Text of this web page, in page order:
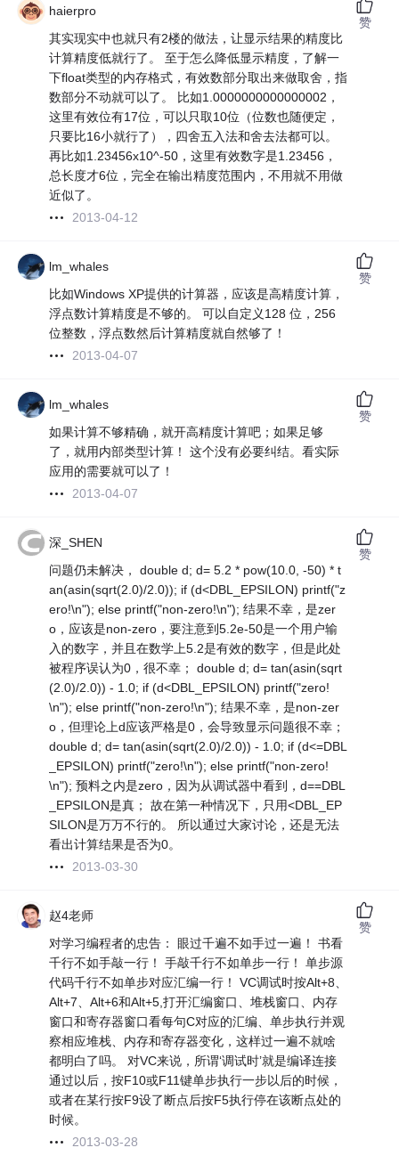
haierpro
其实现实中也就只有2楼的做法，让显示结果的精度比
计算精度低就行了。 至于怎么降低显示精度，了解一
下float类型的内存格式，有效数部分取出来做取舍，指
数部分不动就可以了。 比如1.0000000000000002，
这里有效位有17位，可以只取10位（位数也随便定，
只要比16小就行了），四舍五入法和舍去法都可以。
再比如1.23456x10^-50，这里有效数字是1.23456，
总长度才6位，完全在输出精度范围内，不用就不用做
近似了。
2013-04-12
赞
lm_whales
比如Windows XP提供的计算器，应该是高精度计算，
浮点数计算精度是不够的。 可以自定义128 位，256
位整数，浮点数然后计算精度就自然够了！
2013-04-07
赞
lm_whales
如果计算不够精确，就开高精度计算吧；如果足够
了，就用内部类型计算！ 这个没有必要纠结。看实际
应用的需要就可以了！
2013-04-07
赞
深_SHEN
问题仍未解决， double d; d= 5.2 * pow(10.0, -50) * t
an(asin(sqrt(2.0)/2.0)); if (d<DBL_EPSILON) printf("z
ero!\n"); else printf("non-zero!\n"); 结果不幸，是zer
o，应该是non-zero，要注意到5.2e-50是一个用户输
入的数字，并且在数学上5.2是有效的数字，但是此处
被程序误认为0，很不幸； double d; d= tan(asin(sqrt
(2.0)/2.0)) - 1.0; if (d<DBL_EPSILON) printf("zero!
\n"); else printf("non-zero!\n"); 结果不幸，是non-zer
o，但理论上d应该严格是0，会导致显示问题很不幸；
double d; d= tan(asin(sqrt(2.0)/2.0)) - 1.0; if (d<=DBL
_EPSILON) printf("zero!\n"); else printf("non-zero!
\n"); 预料之内是zero，因为从调试器中看到，d==DBL
_EPSILON是真； 故在第一种情况下，只用<DBL_EP
SILON是万万不行的。 所以通过大家讨论，还是无法
看出计算结果是否为0。
2013-03-30
赞
赵4老师
对学习编程者的忠告： 眼过千遍不如手过一遍！ 书看
千行不如手敲一行！ 手敲千行不如单步一行！ 单步源
代码千行不如单步对应汇编一行！ VC调试时按Alt+8、
Alt+7、Alt+6和Alt+5,打开汇编窗口、堆栈窗口、内存
窗口和寄存器窗口看每句C对应的汇编、单步执行并观
察相应堆栈、内存和寄存器变化，这样过一遍不就啥
都明白了吗。 对VC来说，所谓‘调试时’就是编译连接
通过以后，按F10或F11键单步执行一步以后的时候，
或者在某行按F9设了断点后按F5执行停在该断点处的
时候。
2013-03-28
赞